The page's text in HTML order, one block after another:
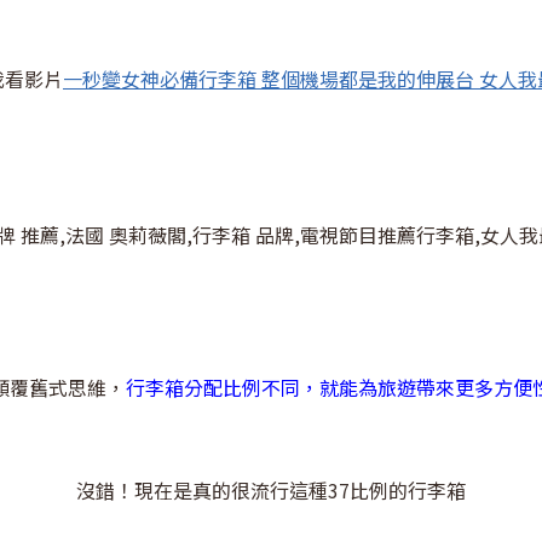
影片一秒變女神必備行李箱 整個機場都是我的伸展台 女人
覆舊式思維， 行李箱分配比例不同，就能為旅遊帶來更多方便
沒錯！現在是真的很流行這種37比例的行李箱